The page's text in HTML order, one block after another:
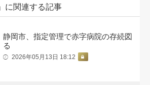
に関連する記事
静岡市、指定管理で赤字病院の存続図
る
2026年05月13日 18:12